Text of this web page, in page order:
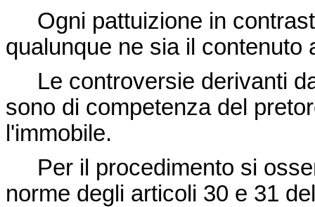
Ogni pattuizione in
qualunque ne sia il contenuto
Le controversie derivanti
sono di competenza del
l'immobile.
Per il procedimento si
norme degli articoli 30 e 31